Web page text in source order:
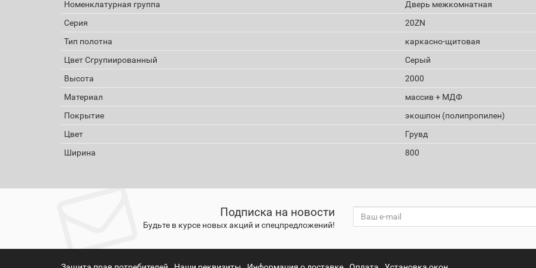
Номенклатурная группа
Дверь межкомнатная
Серия
20ZN
Тип полотна
каркасно-щитовая
Цвет Сгрупиированный
Серый
Высота
2000
Материал
массив + МДФ
Покрытие
экошпон (полипропилен)
Цвет
Грувд
Ширина
800
Подписка на новости
Будьте в курсе новых акций и спецпредложений!